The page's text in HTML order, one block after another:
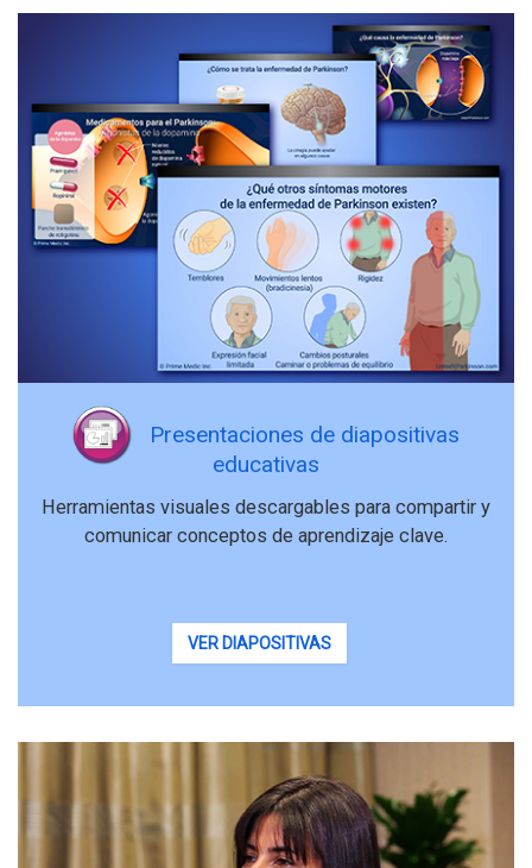
Presentaciones de diapositivas
educativas
Herramientas visuales descargables para compartir y
comunicar conceptos de aprendizaje clave.
VER DIAPOSITIVAS